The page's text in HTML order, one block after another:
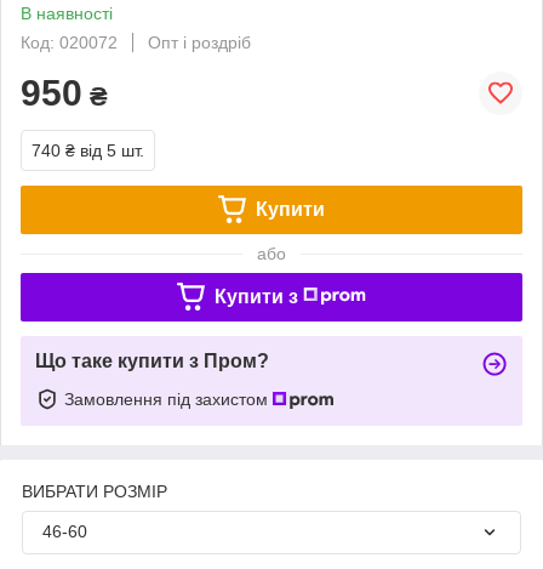
В наявності
Код: 020072
Опт і роздріб
950 ₴
740 ₴ від 5 шт.
Купити
або
Купити з
Що таке купити з Пром?
Замовлення під захистом
ВИБРАТИ РОЗМІР
46-60